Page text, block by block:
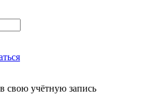
свою учётную запись